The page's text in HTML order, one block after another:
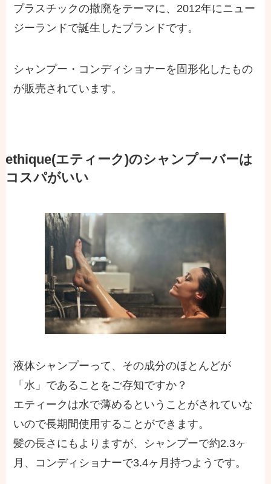
プラスチックの撤廃をテーマに、2012年にニュー
ジーランドで誕生したブランドです。
シャンプー・コンディショナーを固形化したもの
が販売されています。
ethique(エティーク)のシャンプーバーは
コスパがいい
液体シャンプーって、その成分のほとんどが
「水」であることをご存知ですか？
エティークは水で薄めるということがされていな
いので長期間使用することができます。
髪の長さにもよりますが、シャンプーで約2.3ヶ
月、コンディショナーで3.4ヶ月持つようです。